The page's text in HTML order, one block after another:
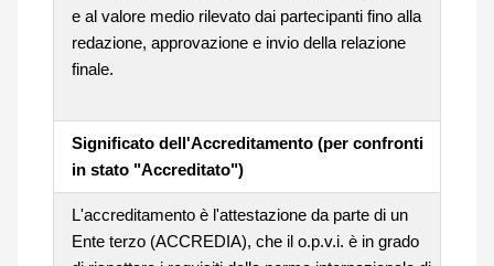
e al valore medio rilevato dai partecipanti fino alla
redazione, approvazione e invio della relazione
finale.
Significato dell'Accreditamento (per confronti
in stato "Accreditato")
L'accreditamento è l'attestazione da parte di un
Ente terzo (ACCREDIA), che il o.p.v.i. è in grado